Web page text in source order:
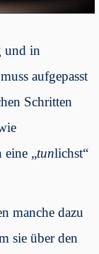
und in
aufgepasst
Schritten
eine „tunlichst“
manche dazu
sie über den